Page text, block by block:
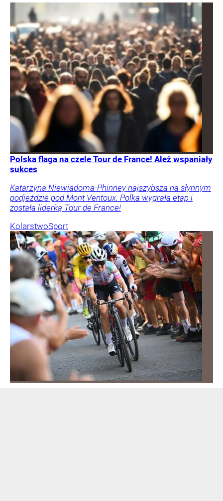
Polska flaga na czele Tour de France! Ależ wspaniały
sukces
Katarzyna Niewiadoma-Phinney najszybsza na słynnym
podjeździe pod Mont Ventoux. Polka wygrała etap i
została liderką Tour de France!
KolarstwoSport